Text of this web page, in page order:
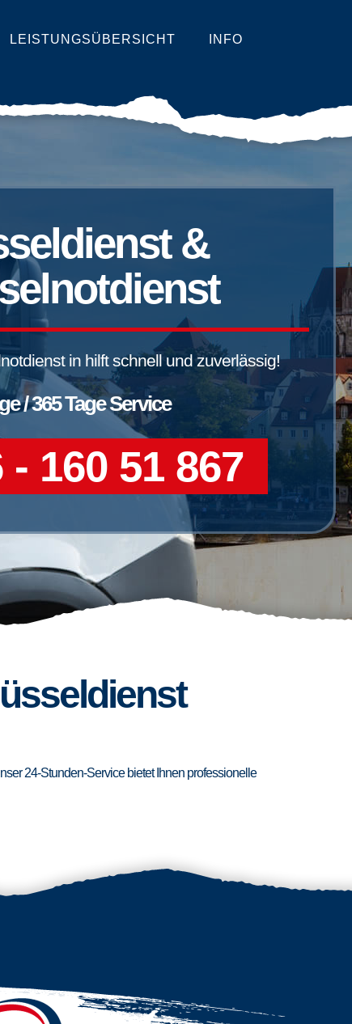
LEISTUNGSÜBERSICHT INFO
&
in hilft schnell und zuverlässig!
/ 365 Tage Service
160 51 867
24-Stunden-Service bietet Ihnen professionelle